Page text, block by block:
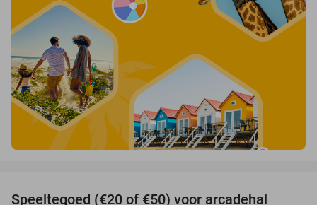
Speeltegoed (€20 of €50) voor arcadehal